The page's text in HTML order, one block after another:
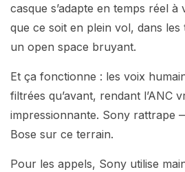
casque s’adapte en temps réel
que ce soit en plein vol, dans
un open space bruyant.
Et ça fonctionne : les voix
filtrées qu’avant, rendant l’ANC
impressionnante. Sony rattrape
Bose sur ce terrain.
Pour les appels, Sony utilise